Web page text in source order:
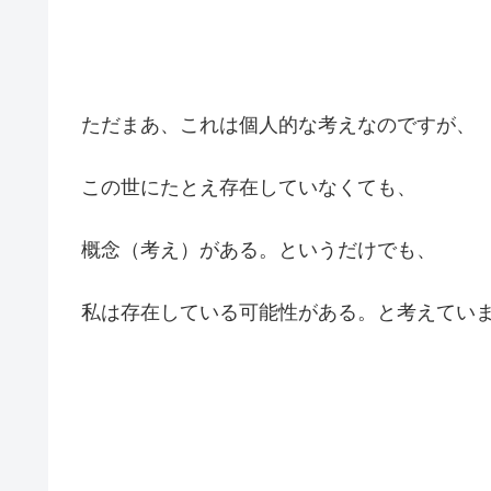
ただまあ、これは個人的な考えなのですが、
この世にたとえ存在していなくても、
概念（考え）がある。というだけでも、
私は存在している可能性がある。と考えてい